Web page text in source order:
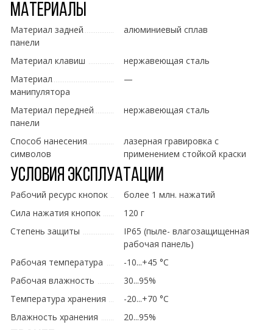
Материалы
Материал задней
панели
алюминиевый сплав
Материал клавиш
нержавеющая сталь
Материал
манипулятора
—
Материал передней
панели
нержавеющая сталь
Способ нанесения
символов
лазерная гравировка с
применением стойкой краски
Условия эксплуатации
Рабочий ресурс кнопок
более 1 млн. нажатий
Сила нажатия кнопок
120 г
Степень защиты
IP65 (пыле- влагозащищенная
рабочая панель)
Рабочая температура
-10...+45 °C
Рабочая влажность
30...95%
Температура хранения
-20...+70 °C
Влажность хранения
20...95%